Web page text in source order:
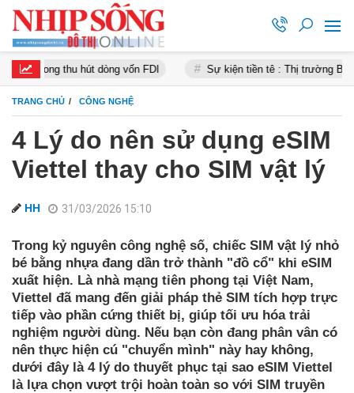
thu hút dòng vốn FDI Sự kiện tiền tê : Thị trường Bitcoin tăng
TRANG CHỦ CÔNG NGHỆ
4 Lý do nên sử dụng eSIM
Viettel thay cho SIM vật lý
HH 31/03/2026 15:10
Trong kỷ nguyên công nghệ số, chiếc SIM vật lý nhỏ
bé bằng nhựa đang dần trở thành "đồ cổ" khi eSIM
xuất hiện. Là nhà mạng tiên phong tại Việt Nam,
Viettel đã mang đến giải pháp thẻ SIM tích hợp trực
tiếp vào phần cứng thiết bị, giúp tối ưu hóa trải
nghiệm người dùng. Nếu bạn còn đang phân vân có
nên thực hiện cú "chuyển mình" này hay không,
dưới đây là 4 lý do thuyết phục tại sao eSIM Viettel
là lựa chọn vượt trội hoàn toàn so với SIM truyền